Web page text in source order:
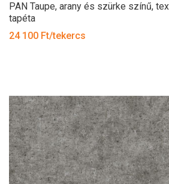
PAN Taupe, arany és szürke színű,
tapéta
24 100 Ft/tekercs